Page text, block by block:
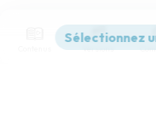
Versions